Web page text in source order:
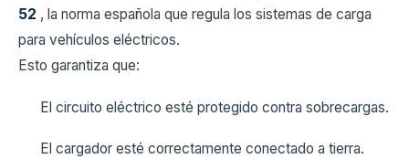
52 , la norma española que regula los sistemas de carga
para vehículos eléctricos.
Esto garantiza que:
El circuito eléctrico esté protegido contra sobrecargas.
El cargador esté correctamente conectado a tierra.